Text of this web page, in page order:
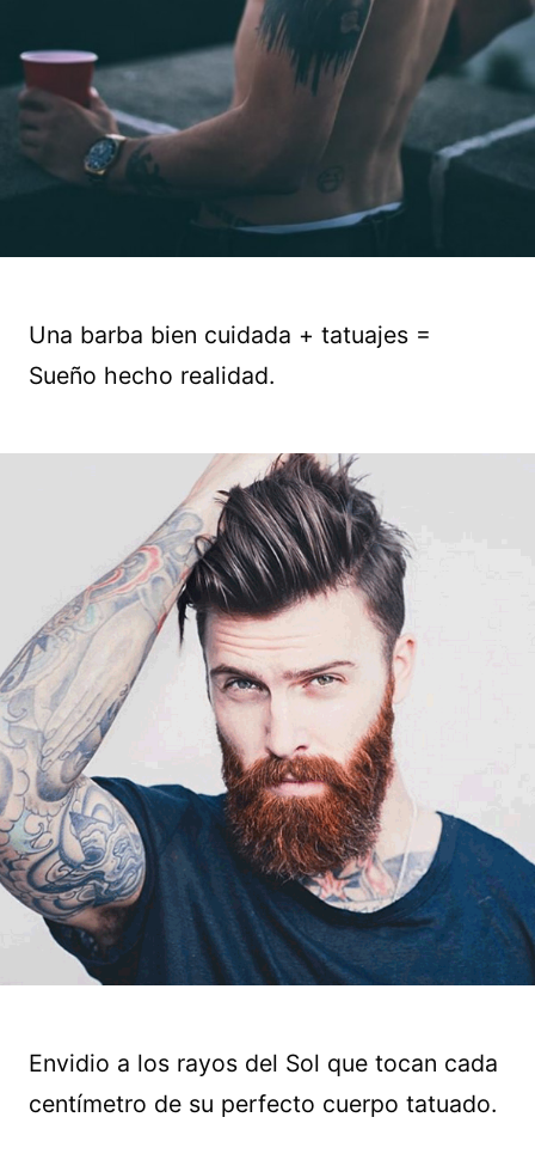
Una barba bien cuidada + tatuajes =
Sueño hecho realidad.
Envidio a los rayos del Sol que tocan cada
centímetro de su perfecto cuerpo tatuado.